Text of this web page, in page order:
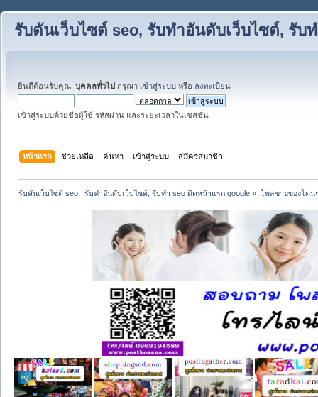
รับดันเว็บไซต์ seo, รับทำอันดับเว็บไซต์, รับ
ยินดีต้อนรับคุณ, บุคคลทั่วไป กรุณา เข้าสู่ระบบ หรือ ลงทะเบียน
เข้าสู่ระบบด้วยชื่อผู้ใช้ รหัสผ่าน และระยะเวลาในเซสชั่น
หน้าแรก ช่วยเหลือ ค้นหา เข้าสู่ระบบ สมัครสมาชิก
รับดันเว็บไซต์ seo,  รับทำอันดับเว็บไซต์, รับทำ seo ติดหน้าแรก google » โพสขายของโดน